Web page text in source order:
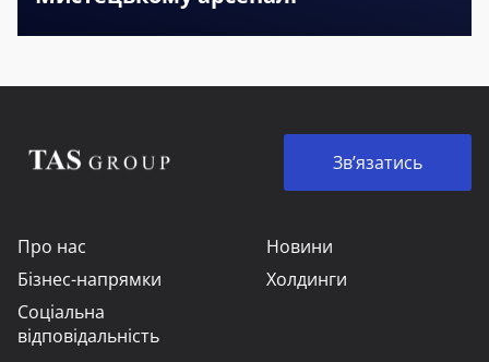
Зв’язатись
Про нас
Бізнес-напрямки
Соціальна
відповідальність
Новини
Холдинги